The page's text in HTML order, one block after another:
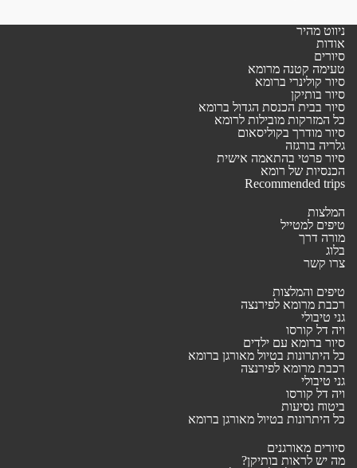
ניווט מהיר
אודות
סיורים
טעימה קטנה מרומא
סיור קולינרי ברומא
סיור בותיקן
סיור בבית הכנסת הגדול ברומא
כל המזרקות מובילות לרומא
סיור מודרך בקוליסאום
גלריה בורגזה
סיור פרטי בהתאמה אישית
הכנסיות של רומא
Recommended trips
המלצות
טיפים למטייל
מורה דרך
בלוג
צרו קשר
טיפים והמלצות
רכבת מרומא לפירנצה
גני טיבולי
ויה דל קורסו
סיור ברומא עם ילדים
כל היתרונות בטיול מאורגן ברומא
רכבת מרומא לפירנצה
גני טיבולי
ויה דל קורסו
ביטוח נסיעות
כל היתרונות בטיול מאורגן ברומא
סיורים מאורגנים
מה יש לראות בותיקן?